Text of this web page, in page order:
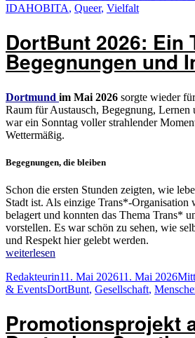
Queeres
im
Alter
sichtbar
feiern“
am
IDAHOBITA, Queer, Vielfalt
DortBunt 2026: Ein
Begegnungen und
Dortmund im Mai 2026 sorgte wieder
Raum für Austausch, Begegnung, Lernen
war ein Sonntag voller strahlender
Wettermäßig.
Begegnungen, die bleiben
Schon die ersten Stunden zeigten, wie
Stadt ist. Als einzige Trans*-Organisation
belagert und konnten das Thema Trans*
vorstellen. Es war schön zu sehen, wie
und Respekt hier gelebt werden.
„DortBunt
Ein
Tag
Begegnungen
und
weiterlesen
Autor
RedakteurinVeröffentlicht
am
11. Mai 202611. Mai 2026
& EventsSchlagwörter
DortBunt, Gesellschaft,
Promotionsprojekt